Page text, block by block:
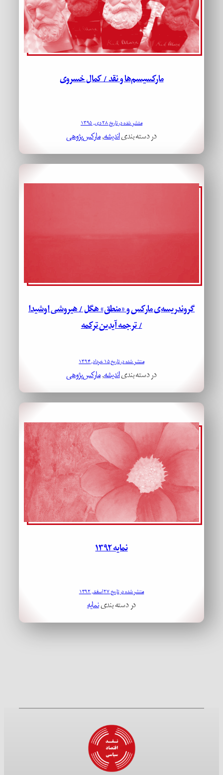
مارکسیسم‌ها و نقد / کمال خسروی
منتشر شده در تاریخ ۲۸ دی, ۱۳۹۵
در دسته بندیاندیشه, مارکس‌پژوهی
گروندریسه‌ی مارکس و «منطق» هگل / هیروشی اوشیدا
/ ترجمه آیدین ترکمه
منتشر شده در تاریخ ۱۵ خرداد, ۱۳۹۴
در دسته بندیاندیشه, مارکس‌پژوهی
نمایه ۱۳۹۲
منتشر شده در تاریخ ۲۷ اسفند, ۱۳۹۲
در دسته بندینمایه